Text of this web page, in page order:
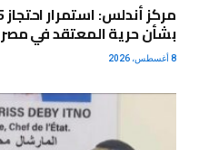
بشأن حرية المعتقد في مصر
8 أغسطس، 2026